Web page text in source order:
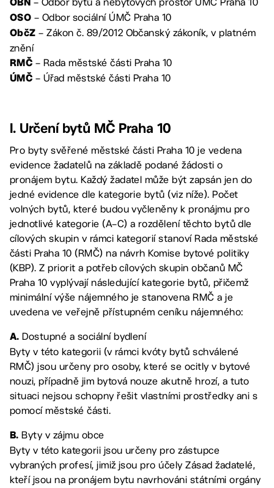
OBN
OSO – Odbor sociální ÚMČ Praha 10
ObčZ– Zákon č. 89/2012 Občanský zákoník, v platném
znění
RMČ – Rada městské části Praha 10
ÚMČ – Úřad městské části Praha 10
I. Určení bytů MČ Praha 10
Pro byty svěřené městské části Praha 10 je vedena
evidence žadatelů na základě podané žádosti o
pronájem bytu. Každý žadatel může být zapsán jen do
jedné evidence dle kategorie bytů (viz níže). Počet
volných bytů, které budou vyčleněny k pronájmu pro
jednotlivé kategorie (A–C) a rozdělení těchto bytů dle
cílových skupin v rámci kategorií stanoví Rada městské
části Praha 10 (RMČ) na návrh Komise bytové politiky
(KBP). Z priorit a potřeb cílových skupin občanů MČ
Praha 10 vyplývají následující kategorie bytů, přičemž
minimální výše nájemného je stanovena RMČ a je
uvedena ve veřejně přístupném ceníku nájemného:
A. Dostupné a sociální bydlení
Byty v této kategorii (v rámci kvóty bytů schválené
RMČ) jsou určeny pro osoby, které se ocitly v bytové
nouzi, případně jim bytová nouze akutně hrozí, a tuto
situaci nejsou schopny řešit vlastními prostředky ani s
pomocí městské části.
B. Byty v zájmu obce
Byty v této kategorii jsou určeny pro zástupce
vybraných profesí, jimiž jsou pro účely Zásad žadatelé,
kteří jsou na pronájem bytu navrhováni státními orgány